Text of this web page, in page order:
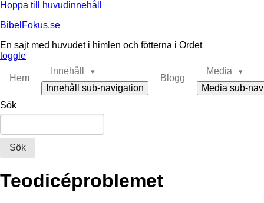
Hoppa till huvudinnehåll
BibelFokus.se
En sajt med huvudet i himlen och fötterna i Ordet
toggle
Hem
Innehåll
Innehåll sub-navigation
Blogg
Media
Media sub-
Sök
Teodicéproblemet